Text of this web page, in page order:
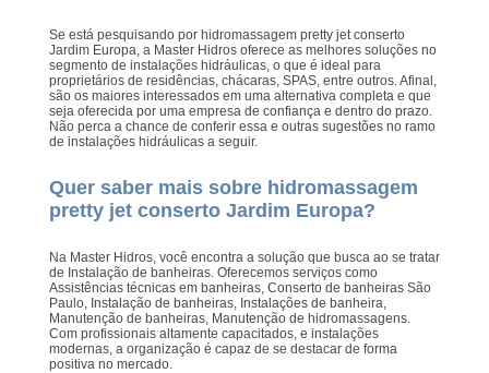
Se está pesquisando por hidromassagem pretty jet conserto
Jardim Europa, a Master Hidros oferece as melhores soluções no
segmento de instalações hidráulicas, o que é ideal para
proprietários de residências, chácaras, SPAS, entre outros. Afinal,
são os maiores interessados em uma alternativa completa e que
seja oferecida por uma empresa de confiança e dentro do prazo.
Não perca a chance de conferir essa e outras sugestões no ramo
de instalações hidráulicas a seguir.
Quer saber mais sobre hidromassagem
pretty jet conserto Jardim Europa?
Na Master Hidros, você encontra a solução que busca ao se tratar
de Instalação de banheiras. Oferecemos serviços como
Assistências técnicas em banheiras, Conserto de banheiras São
Paulo, Instalação de banheiras, Instalações de banheira,
Manutenção de banheiras, Manutenção de hidromassagens.
Com profissionais altamente capacitados, e instalações
modernas, a organização é capaz de se destacar de forma
positiva no mercado.